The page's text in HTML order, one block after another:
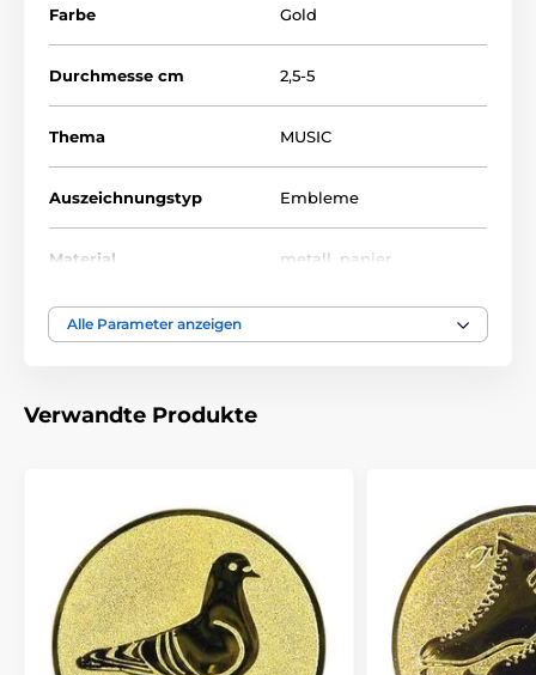
Farbe Gold
Durchmesse cm 2,5-5
Thema MUSIC
Auszeichnungstyp Embleme
Material metall papier
Alle Parameter anzeigen
Verwandte Produkte